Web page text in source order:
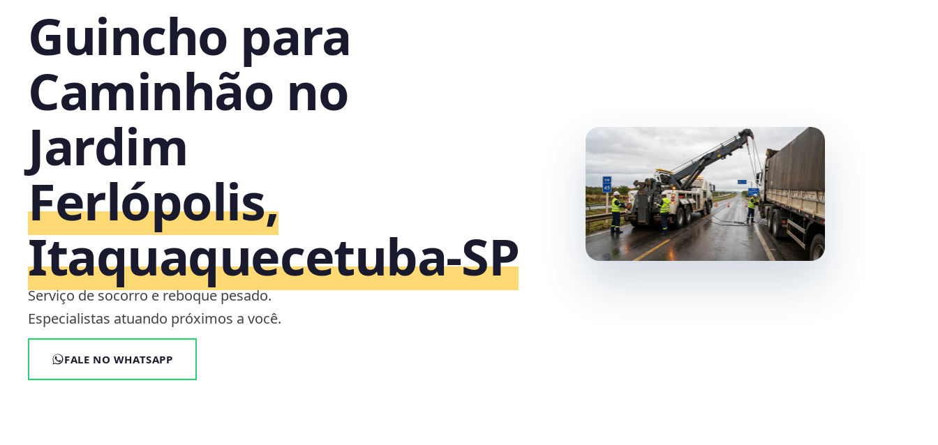
Guincho para
Caminhão no
Jardim
Ferlópolis,
Itaquaquecetuba‑SP
Serviço de socorro e reboque pesado.
Especialistas atuando próximos a você.
FALE NO WHATSAPP